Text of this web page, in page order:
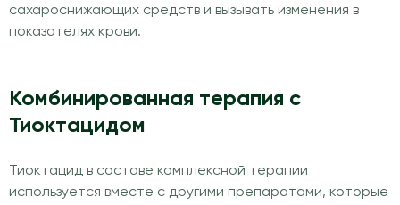
сахароснижающих средств и вызывать изменения в
показателях крови.
Комбинированная терапия с
Тиоктацидом
Тиоктацид в составе комплексной терапии
используется вместе с другими препаратами, которые